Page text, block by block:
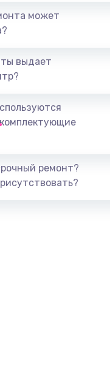
480 руб.
оптической системы
Не включается
Заказать
может
выдает
ремонт?